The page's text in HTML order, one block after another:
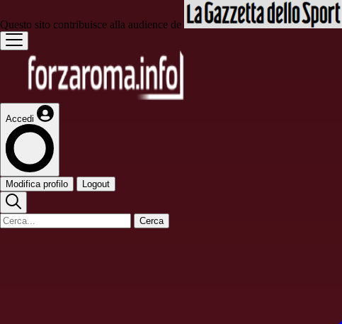
Questo sito contribuisce alla audience de
Accedi
Modifica profilo Logout
Cerca